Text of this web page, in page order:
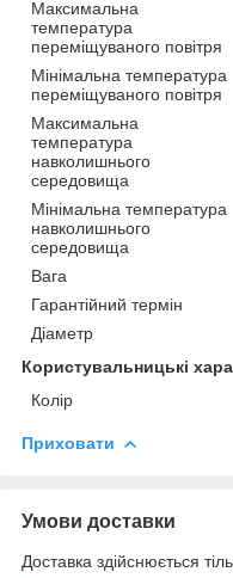
Максимальна
температура
переміщуваного повітря
Мінімальна температура
переміщуваного повітря
Максимальна
температура
навколишнього
середовища
Мінімальна температура
навколишнього
середовища
Вага
Гарантійний термін
Діаметр
Користувальницькі
Колір
Приховати
Умови доставки
Доставка здійснюється